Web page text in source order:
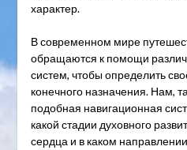
характер.
В современном мире
обращаются к помощи
систем, чтобы определить
конечного назначения. Нам,
подобная навигационная
какой стадии духовного
сердца и в каком